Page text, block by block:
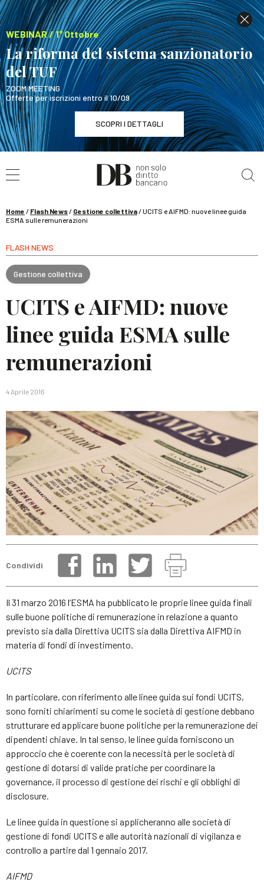
WEBINAR / 1° Ottobre
La riforma del sistema sanzionatorio
del TUF
ZOOM MEETING
Offerte per iscrizioni entro il 10/09
SCOPRI I DETTAGLI
WEBINAR / 1° Ottobre
La riforma del sistema sanzionatorio del TUF
Home / Flash News/ Gestione collettiva/UCITS e AIFMD: nuove linee guida
ESMA sulle remunerazioni
FLASH NEWS
Gestione collettiva
UCITS e AIFMD: nuove
linee guida ESMA sulle
remunerazioni
4 Aprile 2016
Condividi
Il 31 marzo 2016 l’ESMA ha pubblicato le proprie linee guida finali
sulle buone politiche di remunerazione in relazione a quanto
previsto sia dalla Direttiva UCITS sia dalla Direttiva AIFMD in
materia di fondi di investimento.
UCITS
In particolare, con riferimento alle linee guida sui fondi UCITS,
sono forniti chiarimenti su come le società di gestione debbano
strutturare ed applicare buone politiche per la remunerazione dei
dipendenti chiave. In tal senso, le linee guida forniscono un
approccio che è coerente con la necessità per le società di
gestione di dotarsi di valide pratiche per coordinare la
governance, il processo di gestione dei rischi e gli obblighi di
disclosure.
Le linee guida in questione si applicheranno alle società di
gestione di fondi UCITS e alle autorità nazionali di vigilanza e
controllo a partire dal 1 gennaio 2017.
AIFMD